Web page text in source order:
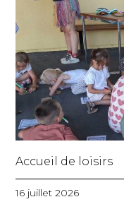
Accueil de loisirs
16 juillet 2026